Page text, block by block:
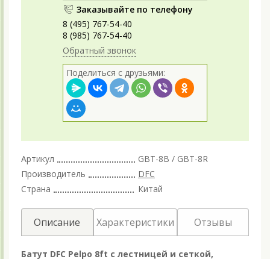
Заказывайте по телефону
8 (495) 767-54-40
8 (985) 767-54-40
Обратный звонок
Поделиться с друзьями:
Артикул
GBT-8B / GBT-8R
Производитель
DFC
Страна
Китай
Описание Характеристики Отзывы
Батут DFC Pelpo 8ft с лестницей и сеткой,